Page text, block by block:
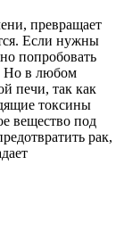
превращает
Если нужны
попробовать
Но в любом
печи, так как
токсины
вещество под
рак,